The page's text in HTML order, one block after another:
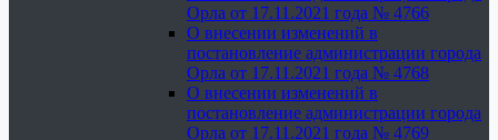
Орла от 17.11.2021 года № 4766
О внесении изменений в
постановление администрации города
Орла от 17.11.2021 года № 4768
О внесении изменений в
постановление администрации города
Орла от 17.11.2021 года № 4769